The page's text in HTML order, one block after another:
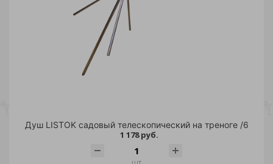
Душ LISTOK садовый телескопический на треноге /6
1 178 руб.